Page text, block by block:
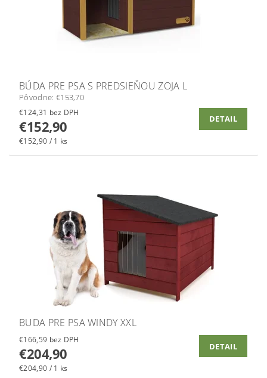
BÚDA PRE PSA S PREDSIEŇOU ZOJA L
Pôvodne: €153,70
€124,31 bez DPH
€152,90
€152,90 / 1 ks
DETAIL
BUDA PRE PSA WINDY XXL
€166,59 bez DPH
€204,90
€204,90 / 1 ks
DETAIL